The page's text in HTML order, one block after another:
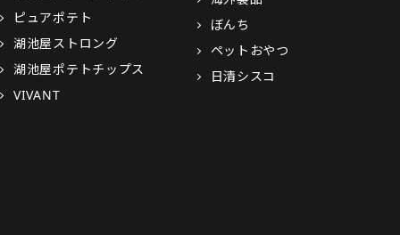
ピュアポテト
湖池屋ストロング
湖池屋ポテトチップス
VIVANT
ぼんち
ペットおやつ
日清シスコ